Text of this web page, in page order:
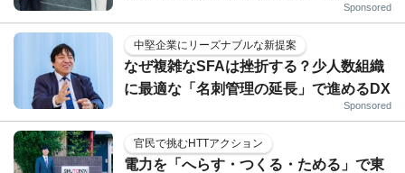
Sponsored
中堅企業にリーズナブルな新提案
なぜ複雑なSFAは挫折する？少人数組織
に最適な「名刺管理の延長」で進めるDX
Sponsored
官民で挑むHTTアクション
電力を「へらす・つくる・ためる」で東